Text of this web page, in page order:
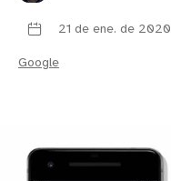
21 de ene. de 2020
Google